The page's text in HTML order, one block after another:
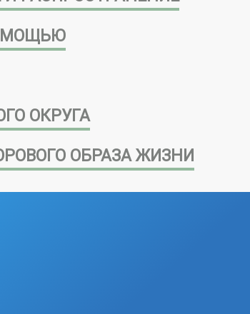
ОКРУГА
ОБРАЗА ЖИЗНИ